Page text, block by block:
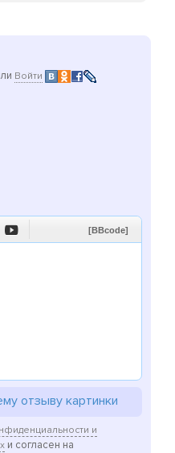
Войти
 [BBcode]
отзыву картинки
и
и согласен на